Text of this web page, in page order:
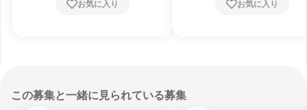
お気に入り お気に入り
この募集と一緒に見られている募集